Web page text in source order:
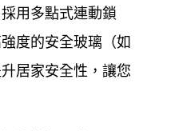
戶，我們希望為客戶創
的門窗問題交給鋁門窗
能夠提供更好的門窗品
用多點式連動鎖
度的安全玻璃（如
居家安全性，讓您